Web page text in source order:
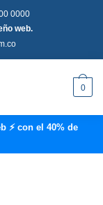
0000
web.
0
⚡ con el 40% de